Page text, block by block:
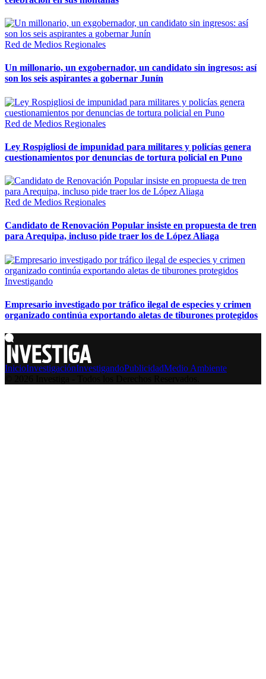
Red de Medios Regionales
Un millonario, un exgobernador, un candidato sin ingresos: así
son los seis aspirantes a gobernar Junín
Red de Medios Regionales
Ley Rospigliosi de impunidad para militares y policías genera
cuestionamientos por denuncias de tortura policial en Puno
Red de Medios Regionales
Candidato de Renovación Popular insiste en propuesta de tren
para Arequipa, incluso pide traer los de López Aliaga
Investigando
Empresario investigado por tráfico ilegal de especies y crimen
organizado continúa exportando aletas de tiburones protegidos
InicioInvestigaciónInvestigandoPublicidadMedio Ambiente